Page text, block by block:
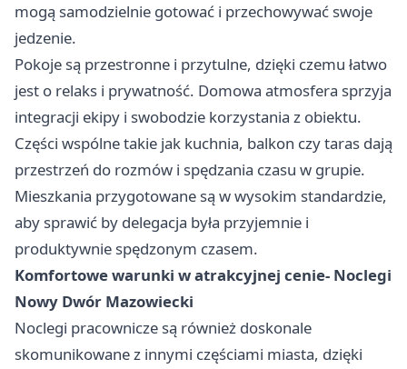
mogą samodzielnie gotować i przechowywać swoje
jedzenie.
Pokoje są przestronne i przytulne, dzięki czemu łatwo
jest o relaks i prywatność. Domowa atmosfera sprzyja
integracji ekipy i swobodzie korzystania z obiektu.
Części wspólne takie jak kuchnia, balkon czy taras dają
przestrzeń do rozmów i spędzania czasu w grupie.
Mieszkania przygotowane są w wysokim standardzie,
aby sprawić by delegacja była przyjemnie i
produktywnie spędzonym czasem.
Komfortowe warunki w atrakcyjnej cenie- Noclegi
Nowy Dwór Mazowiecki
Noclegi pracownicze są również doskonale
skomunikowane z innymi częściami miasta, dzięki